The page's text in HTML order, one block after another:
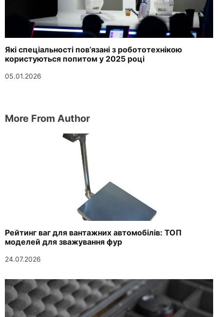
Які спеціальності пов’язані з робототехнікою
користуються попитом у 2025 році
05.01.2026
More From Author
Рейтинг ваг для вантажних автомобілів: ТОП
моделей для зважування фур
24.07.2026